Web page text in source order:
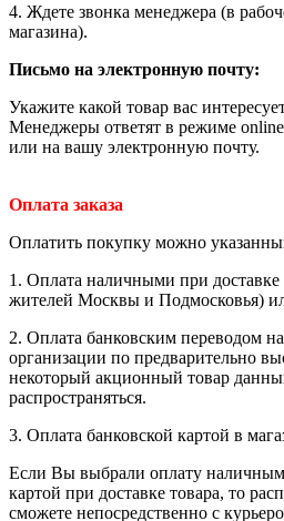
4. Ждете звонка менеджера (в
магазина).
Письмо на электронную почту:
Укажите какой товар вас
Менеджеры ответят в режиме online
или на вашу электронную почту.
Оплата заказа
Оплатить покупку можно
1. Оплата наличными при доставке
жителей Москвы и Подмосковья)
2. Оплата банковским переводом
организации по предварительно
некоторый акционный товар
распространяться.
3. Оплата банковской картой в
Если Вы выбрали оплату
картой при доставке товара, то
сможете непосредственно с